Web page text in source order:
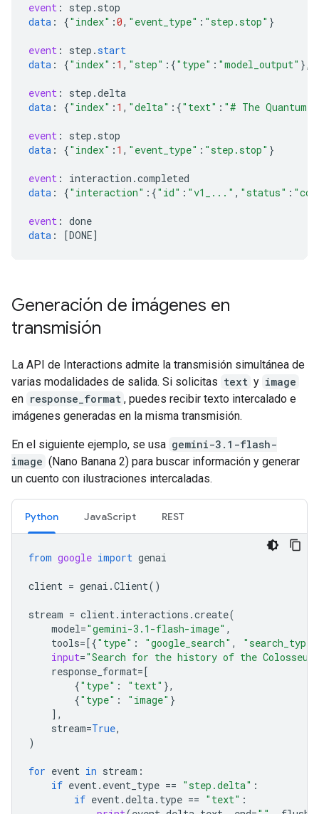
event : step . stop
data : {"index" :0, "event_type" : "step.stop" }
event : step .start
data : {"index" : 1 , "step" :{"type" : "model_output" },
event : step .delta
data : {"index" : 1 , "delta" :{"text" : "# The
event : step . stop
data : {"index" : 1 , "event_type" : "step.stop" }
event : interaction .completed
data : {"interaction" :{"id" : "v1_..." , "status" :
event : done
data : [DONE]
Generación de imágenes en
transmisión
La API de Interactions admite la transmisión simultánea de
varias modalidades de salida. Si solicitas text y image
en response_format , puedes recibir texto intercalado e
imágenes generadas en la misma transmisión.
En el siguiente ejemplo, se usa gemini-3.1-flash-
image (Nano Banana 2) para buscar información y generar
un cuento con ilustraciones intercaladas.
Python JavaScript REST
from google import genai
client = genai .Client()
stream = client. interactions .create(
model="gemini-3.1-flash-image" ,
tools=[{"type" : "google_search" ,
input="Search for the history of the
response_format=[
{"type" : "text" },
{"type" : "image" }
],
stream=True,
)
for event in stream :
if event. event_type == "step.delta" :
if event.delta. type == "text" :